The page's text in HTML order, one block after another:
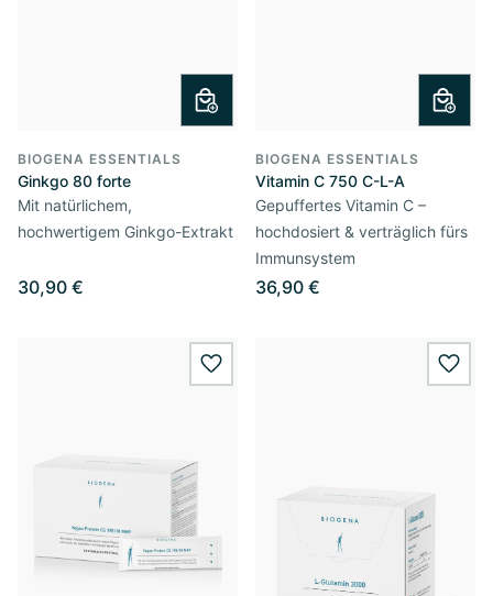
BIOGENA ESSENTIALS
Ginkgo 80 forte
Mit natürlichem,
hochwertigem Ginkgo-Extrakt
30,90 €
BIOGENA ESSENTIALS
Vitamin C 750 C-L-A
Gepuffertes Vitamin C –
hochdosiert & verträglich fürs
Immunsystem
36,90 €
wishlist.add